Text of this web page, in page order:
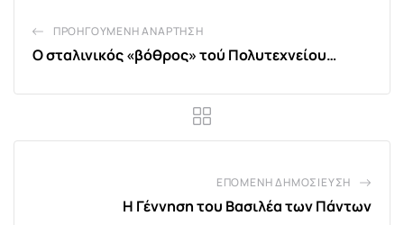
ΠΡΟΗΓΟΎΜΕΝΗ ΑΝΆΡΤΗΣΗ
Ο σταλινικός «βόθρος» τού Πολυτεχνείου…
ΕΠΌΜΕΝΗ ΔΗΜΟΣΊΕΥΣΗ
Η Γέννηση του Βασιλέα των Πάντων